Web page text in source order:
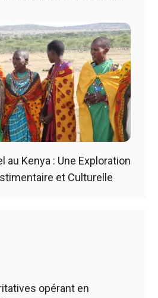
au Kenya : Une Exploration
et Culturelle
opérant en